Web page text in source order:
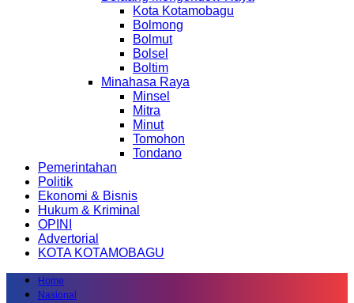
Kota Kotamobagu
Bolmong
Bolmut
Bolsel
Boltim
Minahasa Raya
Minsel
Mitra
Minut
Tomohon
Tondano
Pemerintahan
Politik
Ekonomi & Bisnis
Hukum & Kriminal
OPINI
Advertorial
KOTA KOTAMOBAGU
Home
Nasional